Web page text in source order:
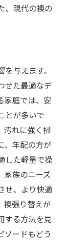
、現代の襖の
与えます。
せた最適なデ
家庭では、安
とが多いで
汚れに強く掃
、年配の方が
した軽量で操
家族のニーズ
せ、より快適
襖張り替えが
する方法を見
ソードもどう